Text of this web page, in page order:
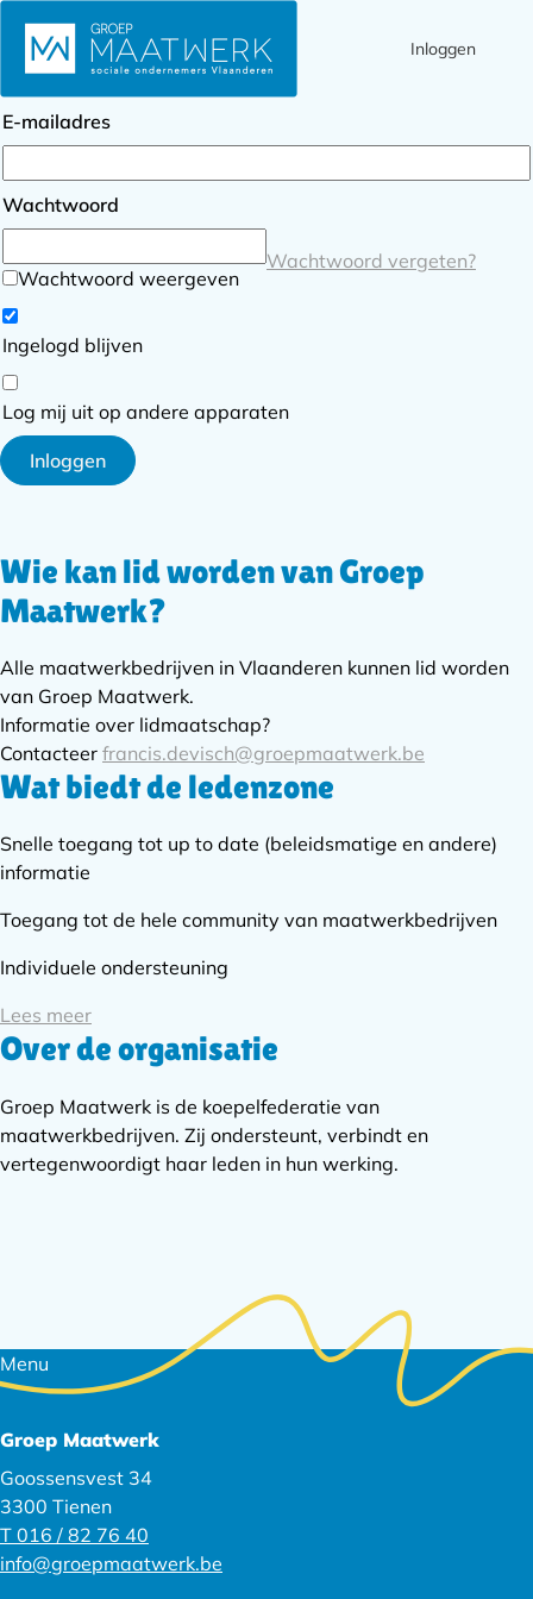
Inloggen
Inloggen
E-mailadres
Wachtwoord
Wachtwoord weergeven
Wachtwoord vergeten?
Ingelogd blijven
Log mij uit op andere apparaten
Inloggen
Subnavigatie
Wie kan lid worden van Groep
Maatwerk?
Alle maatwerkbedrijven in Vlaanderen kunnen lid worden
van Groep Maatwerk.
Informatie over lidmaatschap?
Contacteer francis.devisch@groepmaatwerk.be
Wat biedt de ledenzone
Snelle toegang tot up to date (beleidsmatige en andere)
informatie
Toegang tot de hele community van maatwerkbedrijven
Individuele ondersteuning
Lees meer
Over de organisatie
Groep Maatwerk is de koepelfederatie van
maatwerkbedrijven. Zij ondersteunt, verbindt en
vertegenwoordigt haar leden in hun werking.
Footer
navigatie
Menu
Groep Maatwerk
Goossensvest 34
3300 Tienen
T 016 / 82 76 40
info@groepmaatwerk.be